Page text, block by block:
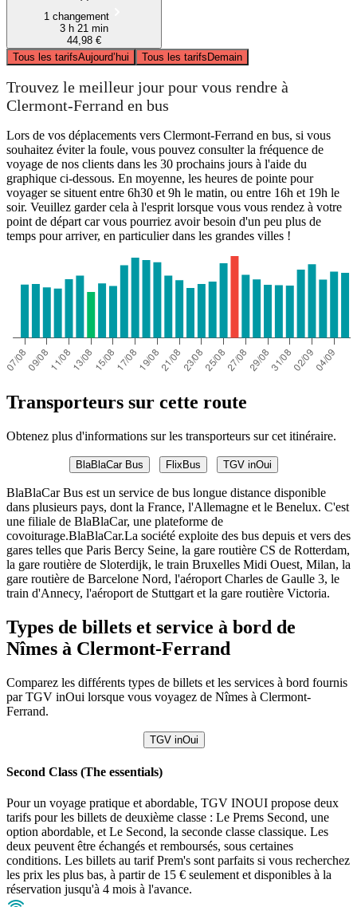
1 changement
3 h 21 min
44,98 €
Tous les tarifsAujourd’hui Tous les tarifsDemain
Trouvez le meilleur jour pour vous rendre à
Clermont-Ferrand en bus
Lors de vos déplacements vers Clermont-Ferrand en bus, si vous
souhaitez éviter la foule, vous pouvez consulter la fréquence de
voyage de nos clients dans les 30 prochains jours à l'aide du
graphique ci-dessous. En moyenne, les heures de pointe pour
voyager se situent entre 6h30 et 9h le matin, ou entre 16h et 19h le
soir. Veuillez garder cela à l'esprit lorsque vous vous rendez à votre
point de départ car vous pourriez avoir besoin d'un peu plus de
temps pour arriver, en particulier dans les grandes villes !
Transporteurs sur cette route
Obtenez plus d'informations sur les transporteurs sur cet itinéraire.
BlaBlaCar Bus FlixBus TGV inOui
BlaBlaCar Bus est un service de bus longue distance disponible
dans plusieurs pays, dont la France, l'Allemagne et le Benelux. C'est
une filiale de BlaBlaCar, une plateforme de
covoiturage.BlaBlaCar.La société exploite des bus depuis et vers des
gares telles que Paris Bercy Seine, la gare routière CS de Rotterdam,
la gare routière de Sloterdijk, le train Bruxelles Midi Ouest, Milan, la
gare routière de Barcelone Nord, l'aéroport Charles de Gaulle 3, le
train d'Annecy, l'aéroport de Stuttgart et la gare routière Victoria.
Types de billets et service à bord de
Nîmes à Clermont-Ferrand
Comparez les différents types de billets et les services à bord fournis
par TGV inOui lorsque vous voyagez de Nîmes à Clermont-
Ferrand.
TGV inOui
Second Class (The essentials)
Pour un voyage pratique et abordable, TGV INOUI propose deux
tarifs pour les billets de deuxième classe : Le Prems Second, une
option abordable, et Le Second, la seconde classe classique. Les
deux peuvent être échangés et remboursés, sous certaines
conditions. Les billets au tarif Prem's sont parfaits si vous recherchez
les prix les plus bas, à partir de 15 € seulement et disponibles à la
réservation jusqu'à 4 mois à l'avance.